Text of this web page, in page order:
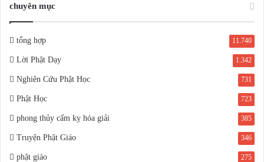
chuyên mục
tổng hợp 11.740
Lời Phật Dạy 1.342
Nghiên Cứu Phật Học 731
Phật Học 723
phong thủy cấm kỵ hóa giải 385
Truyện Phật Giáo 346
phật giáo 275